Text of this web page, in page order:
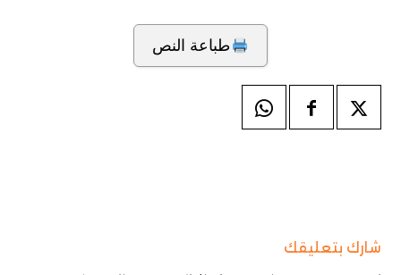
طباعة النص
شارك بتعليقك